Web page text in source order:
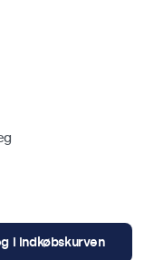
i indkøbskurven